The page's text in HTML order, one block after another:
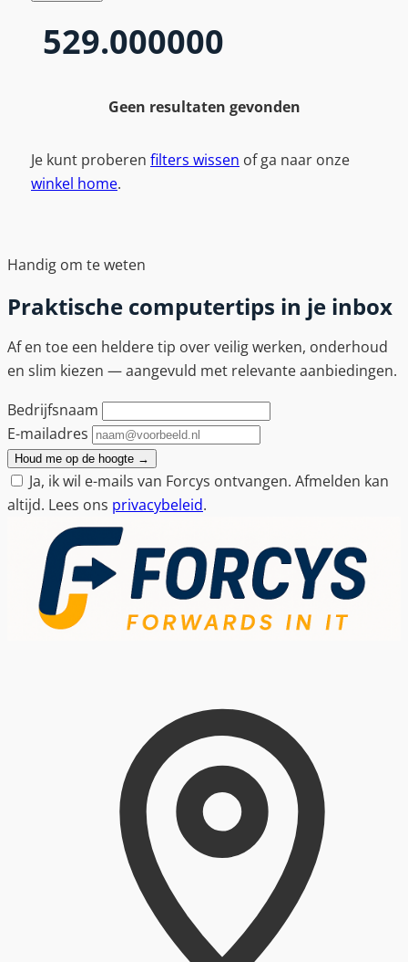
529.000000
Geen resultaten gevonden
Je kunt proberen filters wissen of ga naar onze
winkel home.
Handig om te weten
Praktische computertips in je inbox
Af en toe een heldere tip over veilig werken, onderhoud
en slim kiezen — aangevuld met relevante aanbiedingen.
Bedrijfsnaam
E-mailadres
Houd me op de hoogte →
Ja, ik wil e-mails van Forcys ontvangen. Afmelden kan
altijd. Lees ons privacybeleid.